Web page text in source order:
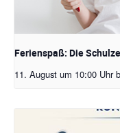
Ferienspaß: Die
11. August um 10:00 Uhr